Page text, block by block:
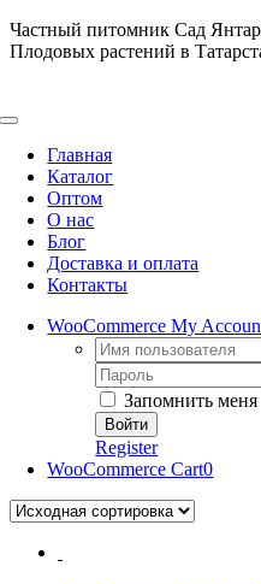
Skip
to
Частный питомник Сад
Плодовых растений в
Toggle
NavigationГлавная
Каталог
Оптом
О нас
Блог
Доставка и оплата
Контакты
WooCommerce My
Username:
Password:
Запомнить меня
Register
WooCommerce Cart0